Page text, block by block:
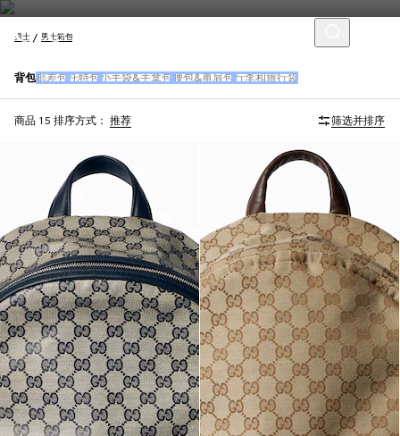
男士 男士箱包
背包邮差包 托特包 小手袋&手拿包 腰包&单肩包 行李和旅行袋
商品 15 排序方式： 推荐 筛选并排序